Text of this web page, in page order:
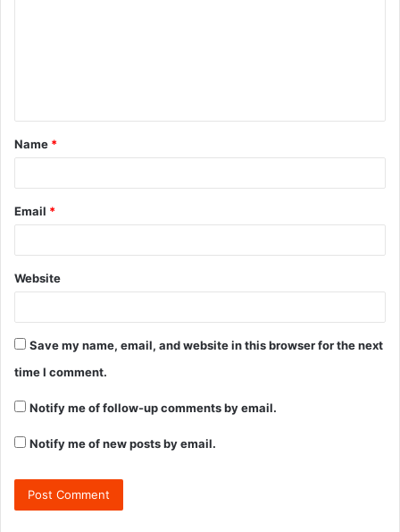
Name *
Email *
Website
Save my name, email, and website in this browser for the next
time I comment.
Notify me of follow-up comments by email.
Notify me of new posts by email.